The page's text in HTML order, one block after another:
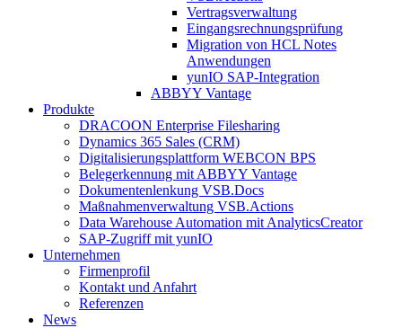
Vertragsverwaltung
Eingangsrechnungs­prüfung
Migration von HCL Notes
Anwendungen
yunIO SAP-Integration
ABBYY Vantage
Produkte
DRACOON Enterprise Filesharing
Dynamics 365 Sales (CRM)
Digitalisierungsplattform WEBCON BPS
Belegerkennung mit ABBYY Vantage
Dokumentenlenkung VSB.Docs
Maßnahmenverwaltung VSB.Actions
Data Warehouse Automation mit AnalyticsCreator
SAP-Zugriff mit yunIO
Unternehmen
Firmenprofil
Kontakt und Anfahrt
Referenzen
News